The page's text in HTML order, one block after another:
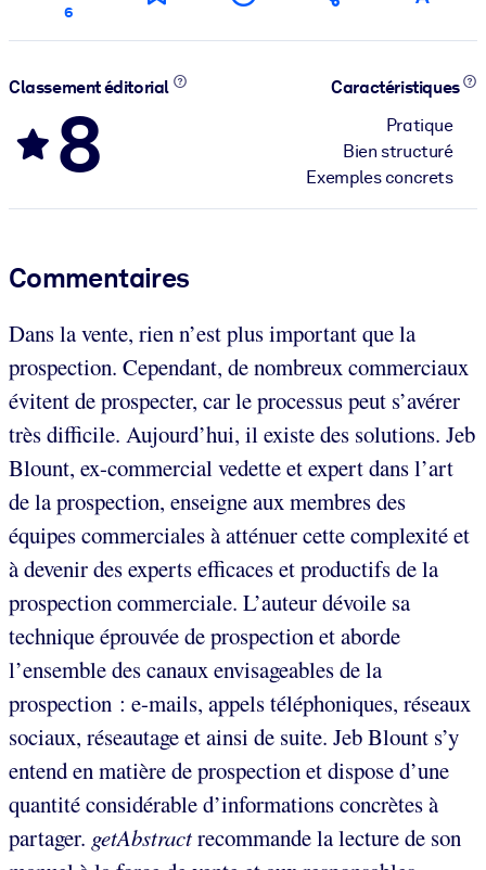
6
Classement éditorial
8
Caractéristiques
Pratique
Bien structuré
Exemples concrets
Commentaires
Dans la vente, rien n’est plus important que la
prospection. Cependant, de nombreux commerciaux
évitent de prospecter, car le processus peut s’avérer
très difficile. Aujourd’hui, il existe des solutions. Jeb
Blount, ex-commercial vedette et expert dans l’art
de la prospection, enseigne aux membres des
équipes commerciales à atténuer cette complexité et
à devenir des experts efficaces et productifs de la
prospection commerciale. L’auteur dévoile sa
technique éprouvée de prospection et aborde
l’ensemble des canaux envisageables de la
prospection : e-mails, appels téléphoniques, réseaux
sociaux, réseautage et ainsi de suite. Jeb Blount s’y
entend en matière de prospection et dispose d’une
quantité considérable d’informations concrètes à
partager. getAbstractrecommande la lecture de son